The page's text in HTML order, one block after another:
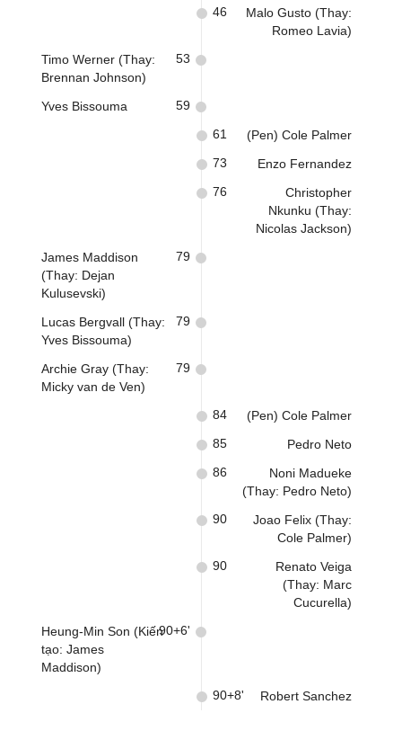
Malo Gusto (Thay:
Romeo Lavia)
46
Timo Werner (Thay:
Brennan Johnson)
53
Yves Bissouma 59
(Pen) Cole Palmer
61
Enzo Fernandez
73
Christopher
Nkunku (Thay:
Nicolas Jackson)
76
James Maddison
(Thay: Dejan
Kulusevski)
79
Lucas Bergvall (Thay:
Yves Bissouma)
79
Archie Gray (Thay:
Micky van de Ven)
79
(Pen) Cole Palmer
84
Pedro Neto
85
Noni Madueke
(Thay: Pedro Neto)
86
Joao Felix (Thay:
Cole Palmer)
90
Renato Veiga
(Thay: Marc
Cucurella)
90
Heung-Min Son (Kiến
tạo: James
Maddison)
90+6'
Robert Sanchez
90+8'